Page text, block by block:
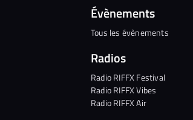
Évènements
Tous les évènements
Radios
Radio RIFFX Festival
Radio RIFFX Vibes
Radio RIFFX Air